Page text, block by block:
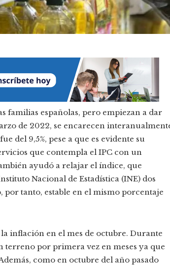
familias españolas, pero empiezan a dar
de 2022, se encarecen
del 9,5%, pese a que es evidente su
que contempla el IPC con un
ayudó a relajar el índice, que
Nacional de Estadística (INE) dos
por tanto, estable en el mismo porcentaje
inflación en el mes de octubre. Durante
terreno por primera vez en meses ya que
como en octubre del año pasado